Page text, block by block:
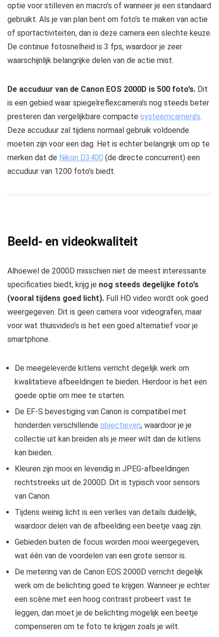
optie voor stilleven en macro’s of wanneer je een standaard
gebruikt. Als je van plan bent om foto’s te maken van actie
of sportactiviteiten, dan is deze camera een slechte keuze.
De continue fotosnelheid is 3 fps, waardoor je zeer
waarschijnlijk belangrijke delen van de actie mist.
De accuduur van de Canon EOS 2000D is 500 foto’s. Dit
is een gebied waar spiegelreflexcamera’s nog steeds beter
presteren dan vergelijkbare compacte systeemcamera’s.
Deze accuduur zal tijdens normaal gebruik voldoende
moeten zijn voor een dag. Het is echter belangrijk om op te
merken dat de Nikon D3400 (de directe concurrent) een
accuduur van 1200 foto’s biedt.
Beeld- en videokwaliteit
Alhoewel de 2000D misschien niet de meest interessante
specificaties biedt, krijg je nog steeds degelijke foto’s
(vooral tijdens goed licht). Full HD video wordt ook goed
weergegeven. Dit is geen camera voor videografen, maar
voor wat thuisvideo’s is het een goed alternatief voor je
smartphone.
De meegeleverde kitlens verricht degelijk werk om
kwalitatieve afbeeldingen te bieden. Hierdoor is het een
goede optie om mee te starten.
De EF-S bevestiging van Canon is compatibel met
honderden verschillende objectieven, waardoor je je
collectie uit kan breiden als je meer wilt dan de kitlens
kan bieden.
Kleuren zijn mooi en levendig in JPEG-afbeeldingen
rechtstreeks uit de 2000D. Dit is typisch voor sensors
van Canon.
Tijdens weinig licht is een verlies van details duidelijk,
waardoor delen van de afbeelding een beetje vaag zijn.
Gebieden buiten de focus worden mooi weergegeven,
wat één van de voordelen van een grote sensor is.
De metering van de Canon EOS 2000D verricht degelijk
werk om de belichting goed te krijgen. Wanneer je echter
een scène met een hoog contrast probeert vast te
leggen, dan moet je de belichting mogelijk een beetje
compenseren om te foto te krijgen zoals je wilt.